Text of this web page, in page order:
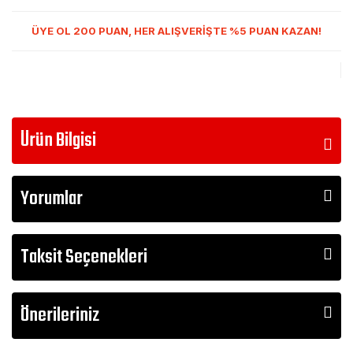
ÜYE OL 200 PUAN, HER ALIŞVERİŞTE %5 PUAN KAZAN!
Ürün Bilgisi
Yorumlar
Taksit Seçenekleri
Önerileriniz